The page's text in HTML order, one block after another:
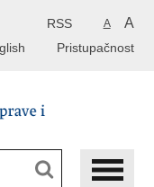
A A
RSS
Pristupačnost